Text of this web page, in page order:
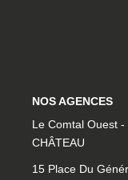
NOS AGENCES
Le Comtal Ouest
CHÂTEAU
15 Place Du